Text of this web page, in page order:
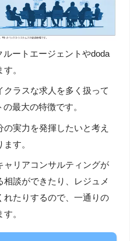
ートエージェントやdoda
。
クラスな求人を多く扱って
最大の特徴です。
実力を発揮したいと考え
す。
ャリアコンサルティングが
談ができたり、レジュメ
れたりするので、一通りの
。